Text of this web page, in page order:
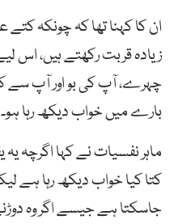
ان کا کہنا تھا کہ چونکہ
زیادہ قربت رکھتے ہیں، اس
چہرے، آپ کی بو اور آپ سے
بارے میں خواب دیکھ رہا ہو۔
ماہر نفسیات نے کہا اگرچہ یہ
کتا کیا خواب دیکھ رہا ہے
جاسکتا ہے جیسے اگر وہ